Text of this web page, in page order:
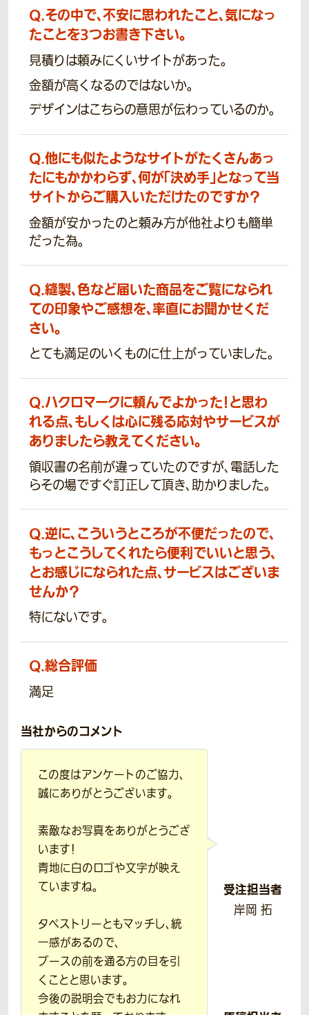
Q.その中で、不安に思われたこと、気になっ
たことを3つお書き下さい。
見積りは頼みにくいサイトがあった。
金額が高くなるのではないか。
デザインはこちらの意思が伝わっているのか。
Q.他にも似たようなサイトがたくさんあっ
たにもかかわらず、何が「決め手」となって当
サイトからご購入いただけたのですか？
金額が安かったのと頼み方が他社よりも簡単
だった為。
Q.縫製、色など届いた商品をご覧になられ
ての印象やご感想を、率直にお聞かせくだ
さい。
とても満足のいくものに仕上がっていました。
Q.ハクロマークに頼んでよかった！と思わ
れる点、もしくは心に残る応対やサービスが
ありましたら教えてください。
領収書の名前が違っていたのですが、電話した
らその場ですぐ訂正して頂き、助かりました。
Q.逆に、こういうところが不便だったので、
もっとこうしてくれたら便利でいいと思う、
とお感じになられた点、サービスはございま
せんか？
特にないです。
Q.総合評価
満足
当社からのコメント
この度はアンケートのご協力、
誠にありがとうございます。
素敵なお写真をありがとうござ
います！
青地に白のロゴや文字が映え
ていますね。
タペストリーともマッチし、統
一感があるので、
ブースの前を通る方の目を引
くことと思います。
今後の説明会でもお力になれ
受注担当者
岸岡 拓